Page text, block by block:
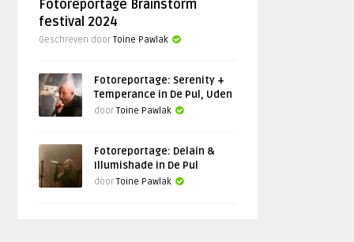
Fotoreportage Brainstorm
festival 2024
Geschreven doorToine Pawlak
Fotoreportage: Serenity +
Temperance in De Pul, Uden
doorToine Pawlak
Fotoreportage: Delain &
Illumishade in De Pul
doorToine Pawlak